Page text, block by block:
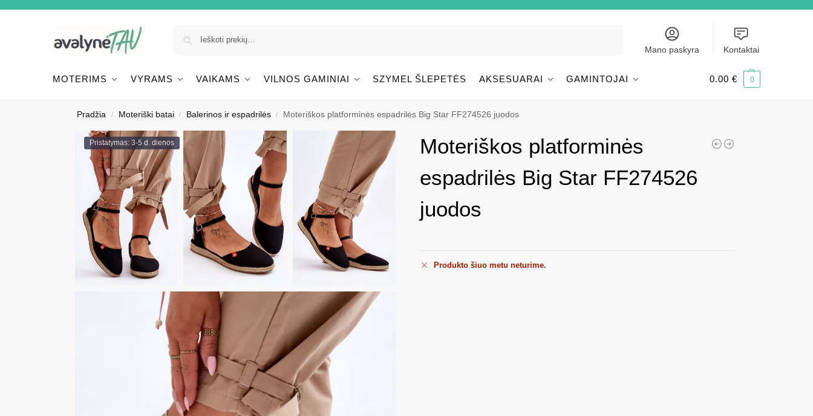
Mano paskyra Kontaktai
MOTERIMS VYRAMS VAIKAMS VILNOS GAMINIAI SZYMEL ŠLEPETĖS AKSESUARAI GAMINTOJAI 0.00 € 0
Pradžia / Moteriški batai / Balerinos ir espadrilės / Moteriškos platforminės espadrilės Big Star FF274526 juodos
Pristatymas: 3-5 d. dienos
Moteriškos platforminės
espadrilės Big Star FF274526
juodos
Produkto šiuo metu neturime.